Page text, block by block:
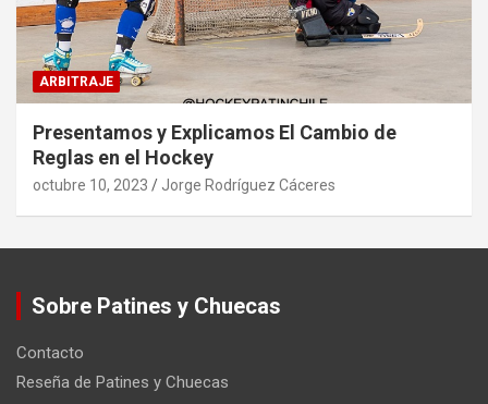
ARBITRAJE
Presentamos y Explicamos El Cambio de
Reglas en el Hockey
octubre 10, 2023 Jorge Rodríguez Cáceres
Sobre Patines y Chuecas
Contacto
Reseña de Patines y Chuecas